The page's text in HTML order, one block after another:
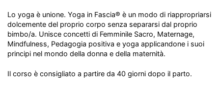
Lo yoga è unione. Yoga in Fascia® è un modo di riappropriarsi
dolcemente del proprio corpo senza separarsi dal proprio
bimbo/a. Unisce concetti di Femminile Sacro, Maternage,
Mindfulness, Pedagogia positiva e yoga applicandone i suoi
principi nel mondo della donna e della maternità.
Il corso è consigliato a partire da 40 giorni dopo il parto.